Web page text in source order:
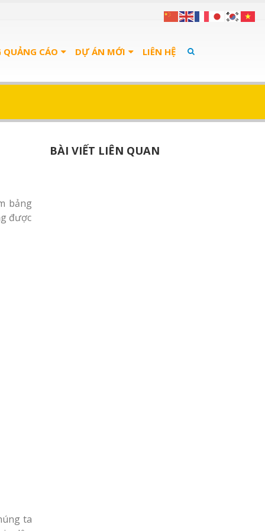
QUẢNG CÁO DỰ ÁN MỚI LIÊN HỆ
bảng
được
ta
BÀI VIẾT LIÊN QUAN